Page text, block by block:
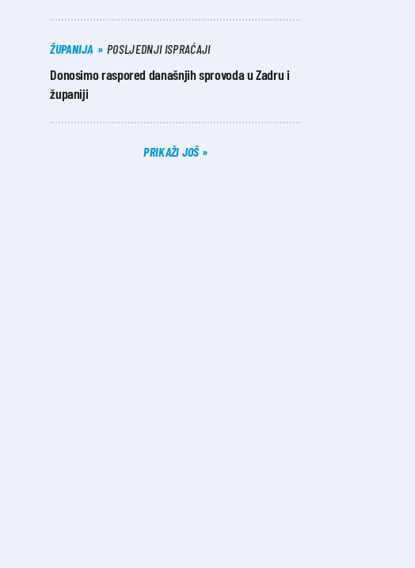
ŽUPANIJA POSLJEDNJI ISPRAĆAJI
Donosimo raspored današnjih sprovoda u Zadru i
županiji
PRIKAŽI JOŠ